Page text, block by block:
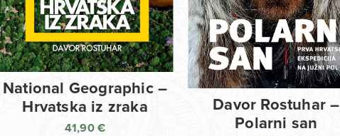
National Geographic –
Hrvatska iz zraka
41,90€
Davor Rostuhar –
Polarni san